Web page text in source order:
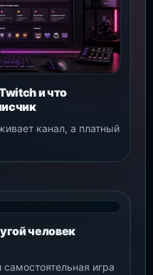
и что
канал, а платный
человек
игра